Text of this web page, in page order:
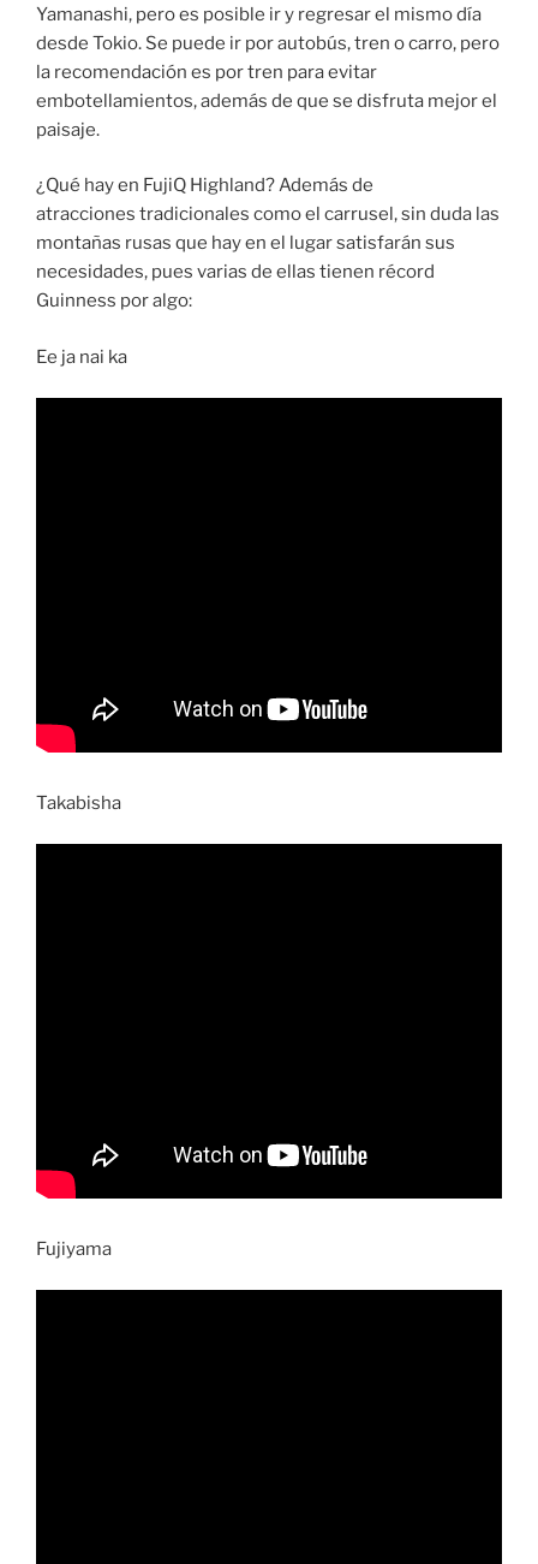
Yamanashi, pero es posible ir y regresar el mismo día
desde Tokio. Se puede ir por autobús, tren o carro, pero
la recomendación es por tren para evitar
embotellamientos, además de que se disfruta mejor el
paisaje.
¿Qué hay en FujiQ Highland? Además de
atracciones tradicionales como el carrusel, sin duda las
montañas rusas que hay en el lugar satisfarán sus
necesidades, pues varias de ellas tienen récord
Guinness por algo:
Ee ja nai ka
Takabisha
Fujiyama